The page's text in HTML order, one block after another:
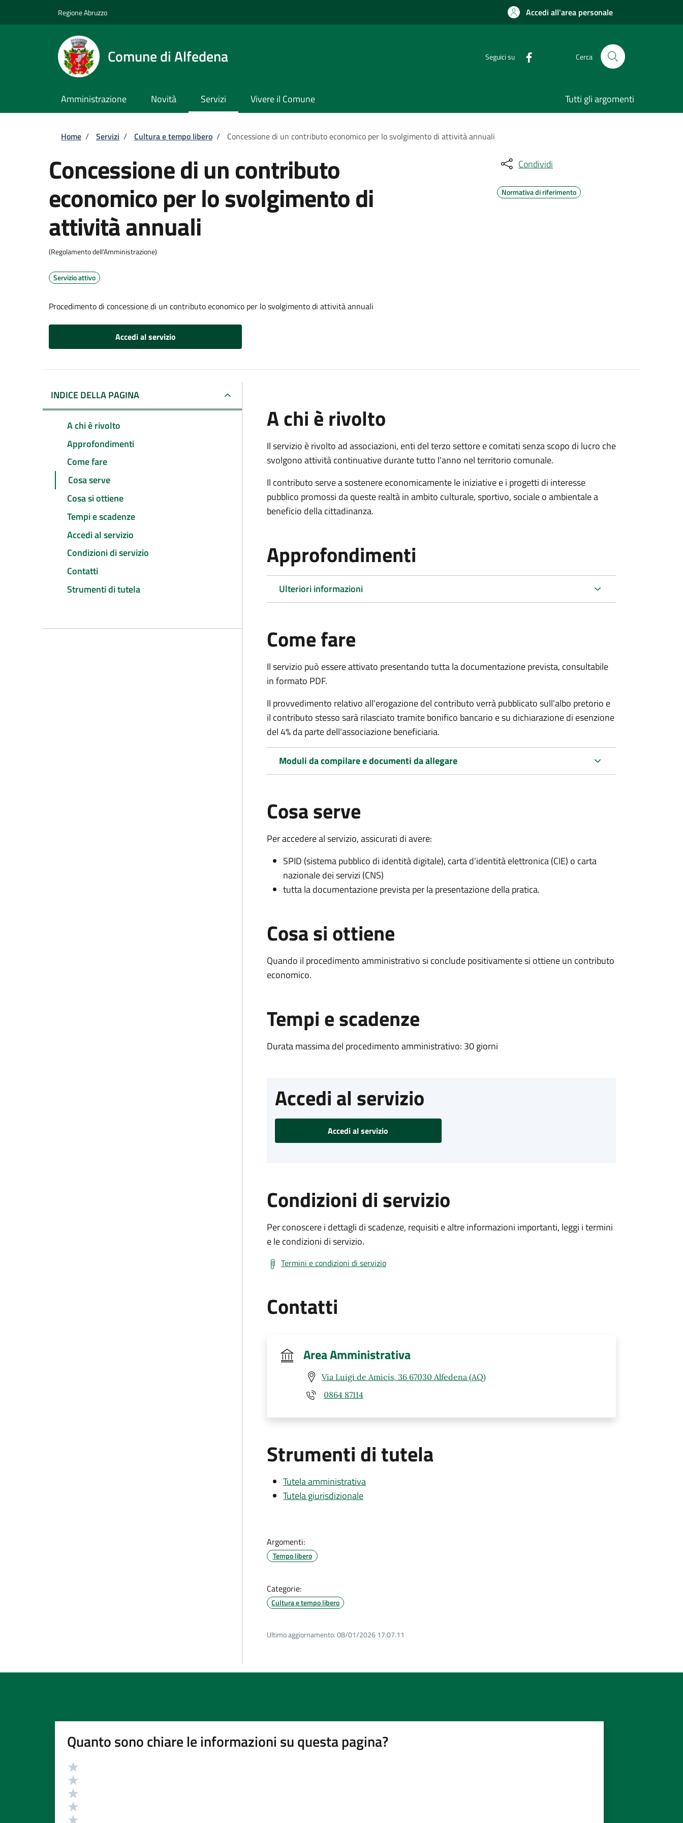
Regione Abruzzo Accedi all'area personale
Comune di Alfedena Seguici su Cerca
Amministrazione Novità Servizi Vivere il Comune Tutti gli argomenti
Briciole di pane
Home / Servizi / Cultura e tempo libero / Concessione di un contributo economico per lo svolgimento di attività annuali
Concessione di un contributo
economico per lo svolgimento di
attività annuali
(Regolamento dell'Amministrazione)
Servizio attivo
Procedimento di concessione di un contributo economico per lo svolgimento di attività annuali
Accedi al servizio
Condividi
Normativa di riferimento
INDICE DELLA PAGINA
A chi è rivolto
Approfondimenti
Come fare
Cosa serve
Cosa si ottiene
Tempi e scadenze
Accedi al servizio
Condizioni di servizio
Contatti
Strumenti di tutela
A chi è rivolto
Il servizio è rivolto ad associazioni, enti del terzo settore e comitati senza scopo di lucro che
svolgono attività continuative durante tutto l'anno nel territorio comunale.
Il contributo serve a sostenere economicamente le iniziative e i progetti di interesse
pubblico promossi da queste realtà in ambito culturale, sportivo, sociale o ambientale a
beneficio della cittadinanza.
Approfondimenti
Ulteriori informazioni
Come fare
Il servizio può essere attivato presentando tutta la documentazione prevista, consultabile
in formato PDF.
Il provvedimento relativo all'erogazione del contributo verrà pubblicato sull'albo pretorio e
il contributo stesso sarà rilasciato tramite bonifico bancario e su dichiarazione di esenzione
del 4% da parte dell'associazione beneficiaria.
Moduli da compilare e documenti da allegare
Cosa serve
Per accedere al servizio, assicurati di avere:
SPID (sistema pubblico di identità digitale), carta d’identità elettronica (CIE) o carta
nazionale dei servizi (CNS)
tutta la documentazione prevista per la presentazione della pratica.
Cosa si ottiene
Quando il procedimento amministrativo si conclude positivamente si ottiene un contributo
economico.
Tempi e scadenze
Durata massima del procedimento amministrativo: 30 giorni
Accedi al servizio
Accedi al servizio
Condizioni di servizio
Per conoscere i dettagli di scadenze, requisiti e altre informazioni importanti, leggi i termini
e le condizioni di servizio.
Termini e condizioni di servizio
Contatti
Area Amministrativa
Via Luigi de Amicis, 36 67030 Alfedena (AQ)
0864 87114
Strumenti di tutela
Tutela amministrativa
Tutela giurisdizionale
Argomenti:
Tempo libero
Categorie:
Cultura e tempo libero
Ultimo aggiornamento:08/01/2026 17:07.11
Quanto sono chiare le informazioni su questa pagina?
Valutazione